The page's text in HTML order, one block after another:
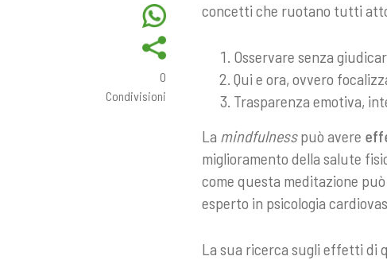
concetti che ruotano tutti
Osservare senza
Qui e ora, ovvero
Trasparenza emotiva,
La mindfulnesspuò avere
miglioramento della salute
come questa meditazione
esperto in psicologia
La sua ricerca sugli effetti di
0
Condivisioni